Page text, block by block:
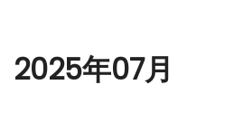
2025年07月